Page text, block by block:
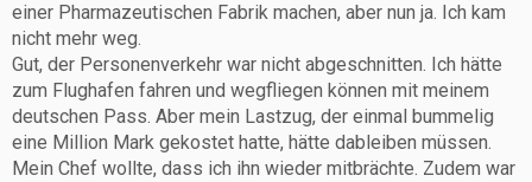
einer Pharmazeutischen Fabrik machen, aber nun ja. Ich kam
nicht mehr weg.
Gut, der Personenverkehr war nicht abgeschnitten. Ich hätte
zum Flughafen fahren und wegfliegen können mit meinem
deutschen Pass. Aber mein Lastzug, der einmal bummelig
eine Million Mark gekostet hatte, hätte dableiben müssen.
Mein Chef wollte, dass ich ihn wieder mitbrächte. Zudem war